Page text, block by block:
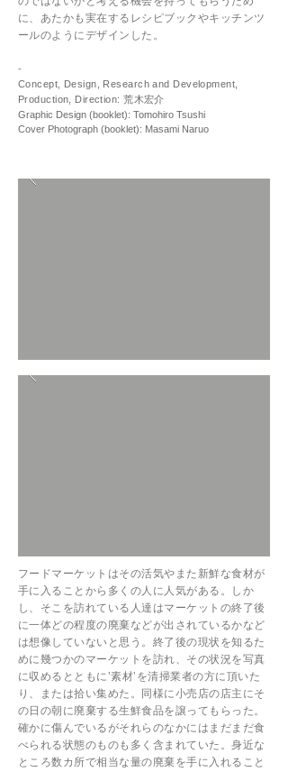
に、あたかも実在するレシピブックやキッチンツ
ールのようにデザインした。
-
Concept, Design, Research and Development,
Production, Direction:荒木宏介
Graphic Design (booklet): Tomohiro Tsushi
​Cover Photograph (booklet): Masami Naruo
フードマーケットはその活気やまた新鮮な食材が
手に入ることから多くの人に人気がある。しか
し、そこを訪れている人達はマーケットの終了後
に一体どの程度の廃棄などが出されているかなど
は想像していないと思う。終了後の現状を知るた
めに幾つかのマーケットを訪れ、その状況を写真
に収めるとともに’素材’を清掃業者の方に頂いた
り、または拾い集めた。同様に小売店の店主にそ
の日の朝に廃棄する生鮮食品を譲ってもらった。
確かに傷んでいるがそれらのなかにはまだまだ食
べられる状態のものも多く含まれていた。身近な
ところ数カ所で相当な量の廃棄を手に入れること